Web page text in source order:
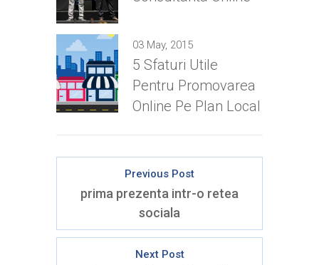
03 May, 2015
5 Sfaturi Utile
Pentru Promovarea
Online Pe Plan Local
Previous Post
prima prezenta intr-o retea
sociala
Next Post